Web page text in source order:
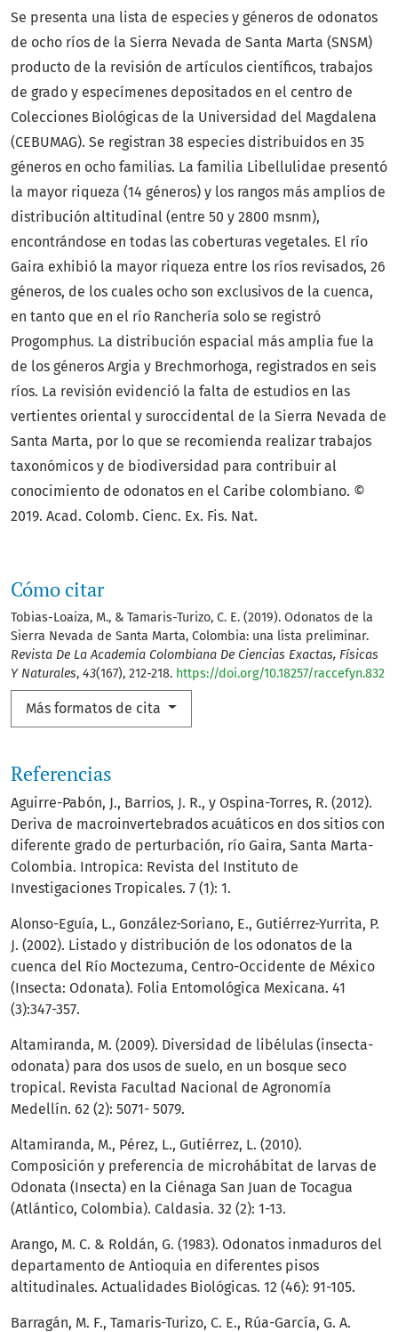
Cómo citar
Tobias-Loaiza, M., & Tamaris-Turizo, C. E. (2019). Odonatos de la
Sierra Nevada de Santa Marta, Colombia: una lista preliminar.
Revista De La Academia Colombiana De Ciencias Exactas, Físicas
Y Naturales, 43(167), 212-218. https://doi.org/10.18257/raccefyn.832
Más formatos de cita
Se presenta una lista de especies y géneros de odonatos
de ocho ríos de la Sierra Nevada de Santa Marta (SNSM)
producto de la revisión de artículos científicos, trabajos
de grado y especímenes depositados en el centro de
Colecciones Biológicas de la Universidad del Magdalena
(CEBUMAG). Se registran 38 especies distribuidos en 35
géneros en ocho familias. La familia Libellulidae presentó
la mayor riqueza (14 géneros) y los rangos más amplios de
distribución altitudinal (entre 50 y 2800 msnm),
encontrándose en todas las coberturas vegetales. El río
Gaira exhibió la mayor riqueza entre los ríos revisados, 26
géneros, de los cuales ocho son exclusivos de la cuenca,
en tanto que en el río Ranchería solo se registró
Progomphus. La distribución espacial más amplia fue la
de los géneros Argia y Brechmorhoga, registrados en seis
ríos. La revisión evidenció la falta de estudios en las
vertientes oriental y suroccidental de la Sierra Nevada de
Santa Marta, por lo que se recomienda realizar trabajos
taxonómicos y de biodiversidad para contribuir al
conocimiento de odonatos en el Caribe colombiano. ©
2019. Acad. Colomb. Cienc. Ex. Fis. Nat.
Referencias
Aguirre-Pabón, J., Barrios, J. R., y Ospina-Torres, R. (2012).
Deriva de macroinvertebrados acuáticos en dos sitios con
diferente grado de perturbación, río Gaira, Santa Marta-
Colombia. Intropica: Revista del Instituto de
Investigaciones Tropicales. 7 (1): 1.
Alonso-Eguía, L., González-Soriano, E., Gutiérrez-Yurrita, P.
J. (2002). Listado y distribución de los odonatos de la
cuenca del Río Moctezuma, Centro-Occidente de México
(Insecta: Odonata). Folia Entomológica Mexicana. 41
(3):347-357.
Altamiranda, M. (2009). Diversidad de libélulas (insecta-
odonata) para dos usos de suelo, en un bosque seco
tropical. Revista Facultad Nacional de Agronomía
Medellín. 62 (2): 5071- 5079.
Altamiranda, M., Pérez, L., Gutiérrez, L. (2010).
Composición y preferencia de microhábitat de larvas de
Odonata (Insecta) en la Ciénaga San Juan de Tocagua
(Atlántico, Colombia). Caldasia. 32 (2): 1-13.
Arango, M. C. & Roldán, G. (1983). Odonatos inmaduros del
departamento de Antioquia en diferentes pisos
altitudinales. Actualidades Biológicas. 12 (46): 91-105.
Barragán, M. F., Tamaris-Turizo, C. E., Rúa-García, G. A.